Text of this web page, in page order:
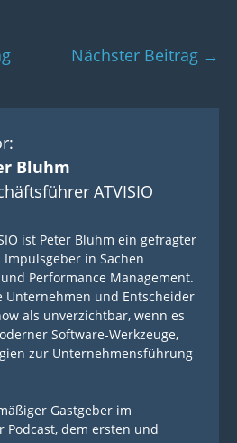
Nächster Beitrag →
Bluhm
ATVISIO
ist Peter Bluhm ein gefragter
in Sachen
Performance Management.
Unternehmen und Entscheider
als unverzichtbar, wenn es
Software-Werkzeuge,
zur Unternehmensführung
Gastgeber im
Podcast, dem ersten und